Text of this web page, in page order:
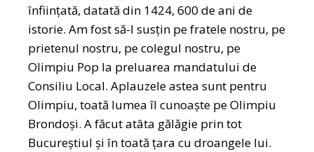
înființată, datată din 1424, 600 de ani de
istorie. Am fost să-l susțin pe fratele nostru, pe
prietenul nostru, pe colegul nostru, pe
Olimpiu Pop la preluarea mandatului de
Consiliu Local. Aplauzele astea sunt pentru
Olimpiu, toată lumea îl cunoaște pe Olimpiu
Brondoși. A făcut atâta gălăgie prin tot
Bucureștiul și în toată țara cu droangele lui.